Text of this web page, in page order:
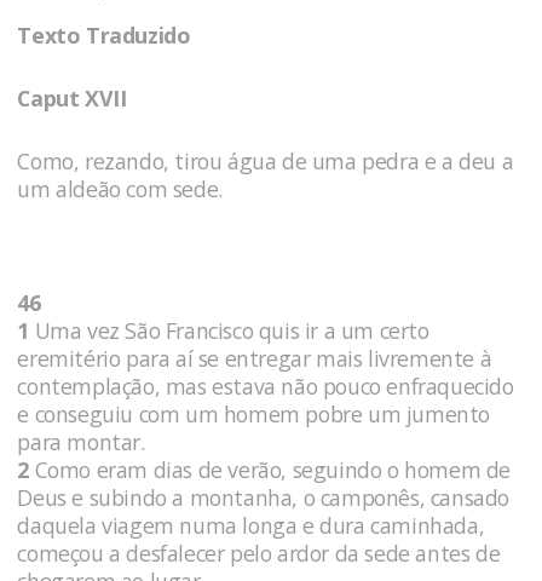
Texto Traduzido
Caput XVII
Como, rezando, tirou água de uma pedra e a deu a
um aldeão com sede.
46
1 Uma vez São Francisco quis ir a um certo
eremitério para aí se entregar mais livremente à
contemplação, mas estava não pouco enfraquecido
e conseguiu com um homem pobre um jumento
para montar.
2 Como eram dias de verão, seguindo o homem de
Deus e subindo a montanha, o camponês, cansado
daquela viagem numa longa e dura caminhada,
começou a desfalecer pelo ardor da sede antes de